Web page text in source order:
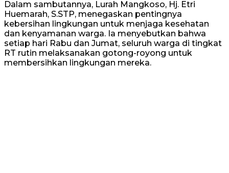
Dalam sambutannya, Lurah Mangkoso, Hj. Etri
Huemarah, S.STP, menegaskan pentingnya
kebersihan lingkungan untuk menjaga kesehatan
dan kenyamanan warga. Ia menyebutkan bahwa
setiap hari Rabu dan Jumat, seluruh warga di tingkat
RT rutin melaksanakan gotong-royong untuk
membersihkan lingkungan mereka.